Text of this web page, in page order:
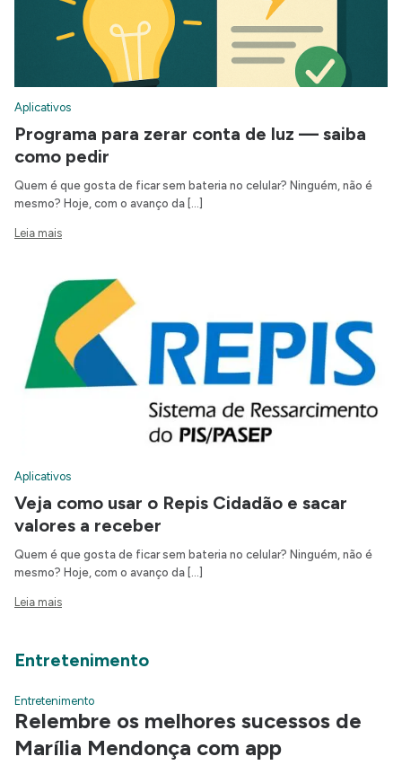
Aplicativos
Programa para zerar conta de luz — saiba
como pedir
Quem é que gosta de ficar sem bateria no celular? Ninguém, não é
mesmo? Hoje, com o avanço da […]
Leia mais
Aplicativos
Veja como usar o Repis Cidadão e sacar
valores a receber
Quem é que gosta de ficar sem bateria no celular? Ninguém, não é
mesmo? Hoje, com o avanço da […]
Leia mais
Entretenimento
Entretenimento
Relembre os melhores sucessos de
Marília Mendonça com app